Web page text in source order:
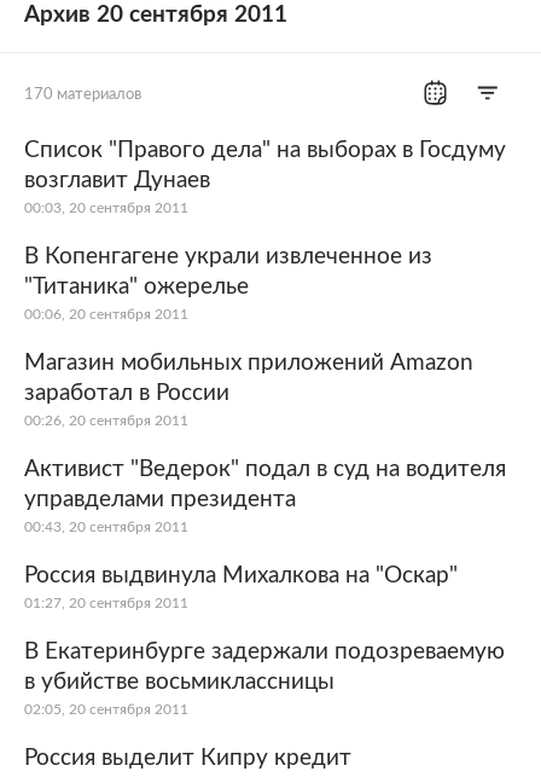
Архив 20 сентября 2011
170 материалов
Все рубрики Россия
Мир
Экономика Силовые структуры
Наука и техника
Культура Интернет и СМИ
Ценности
Из жизни Среда обитания
Забота о себе
Список "Правого дела" на выборах в Госдуму
возглавит Дунаев
00:03, 20 сентября 2011
В Копенгагене украли извлеченное из
"Титаника" ожерелье
00:06, 20 сентября 2011
Магазин мобильных приложений Amazon
заработал в России
00:26, 20 сентября 2011
Активист "Ведерок" подал в суд на водителя
управделами президента
00:43, 20 сентября 2011
Россия выдвинула Михалкова на "Оскар"
01:27, 20 сентября 2011
В Екатеринбурге задержали подозреваемую
в убийстве восьмиклассницы
02:05, 20 сентября 2011
Россия выделит Кипру кредит